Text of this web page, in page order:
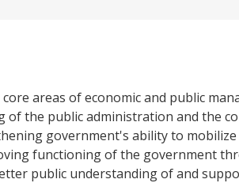
areas of economic and public
the public administration and the
government's ability to
functioning of the government
public understanding of and